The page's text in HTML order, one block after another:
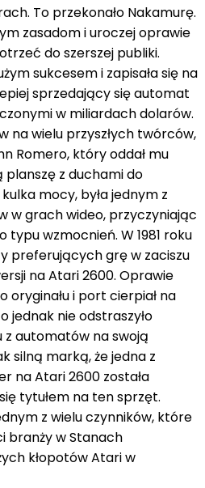
To przekonało Nakamurę.
zasadom i uroczej oprawie
do szerszej publiki.
sukcesem i zapisała się na
sprzedający się automat
w miliardach dolarów.
na wielu przyszłych twórców,
Romero, który oddał mu
planszę z duchami do
mocy, była jednym z
w grach wideo, przyczyniając
wzmocnień. W 1981 roku
preferujących grę w zaciszu
na Atari 2600. Oprawie
oryginału i port cierpiał na
jednak nie odstraszyło
automatów na swoją
silną marką, że jedna z
na Atari 2600 została
tytułem na ten sprzęt.
z wielu czynników, które
branży w Stanach
kłopotów Atari w